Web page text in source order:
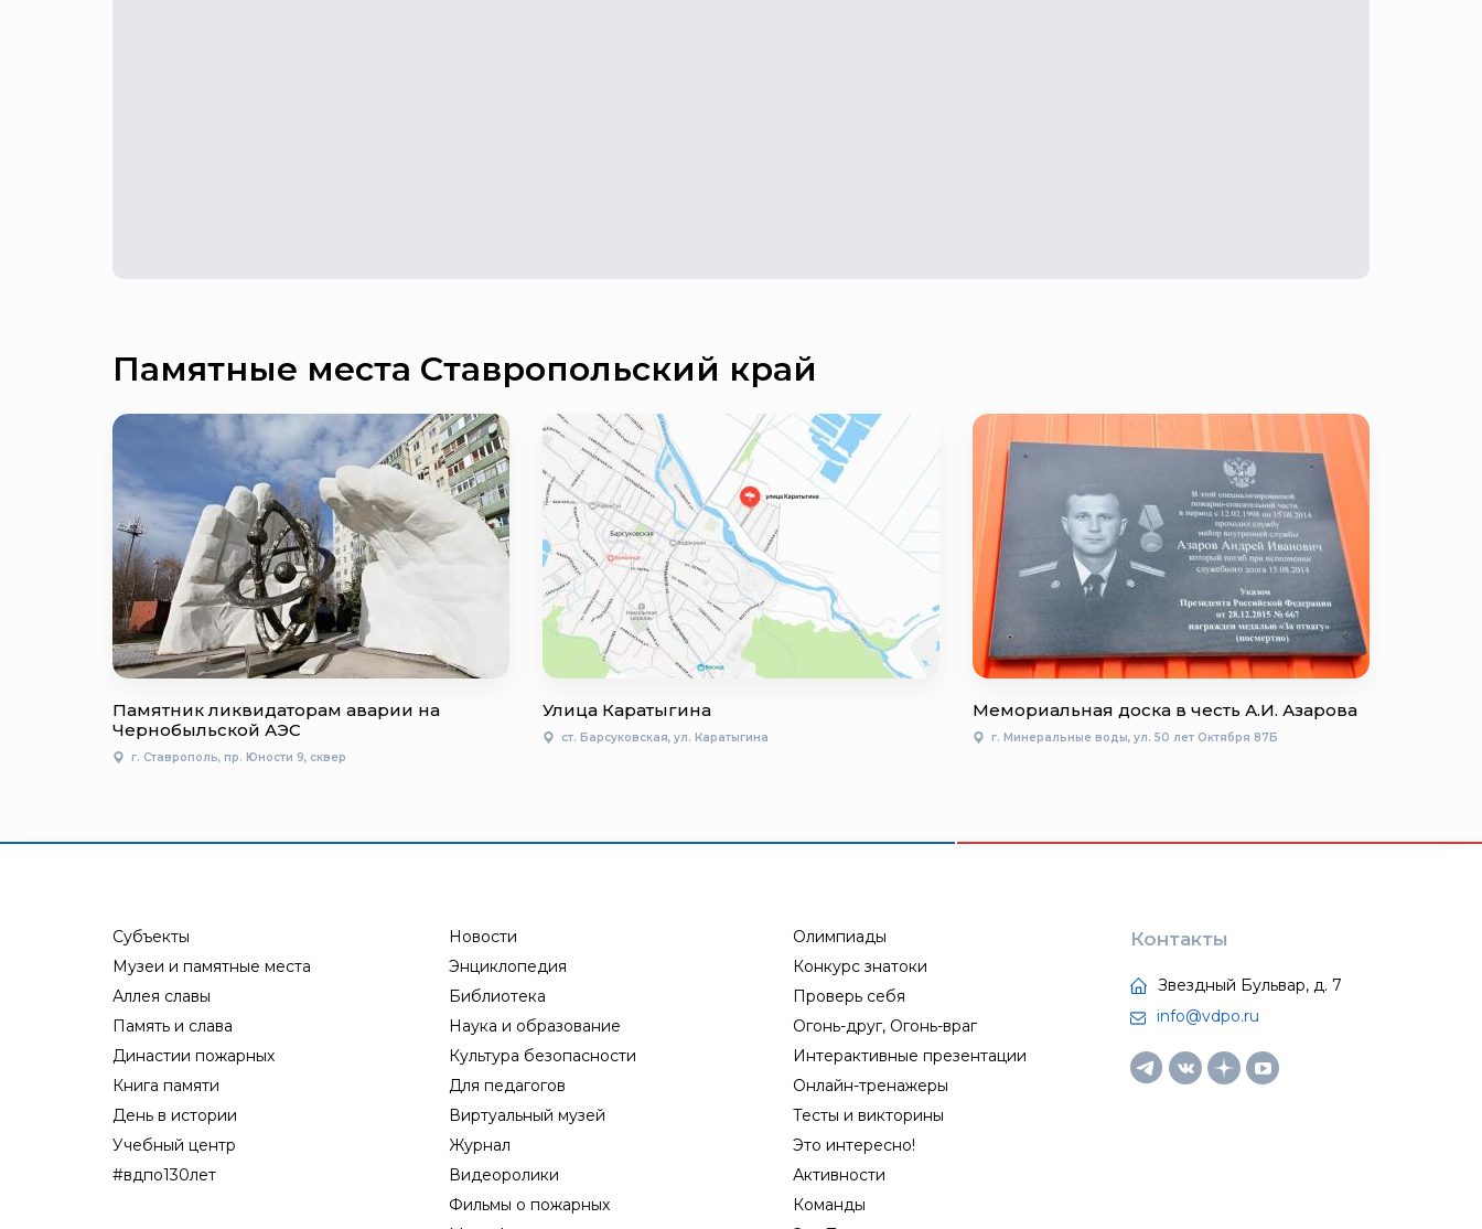
Памятные места Ставропольский край
Памятник ликвидаторам аварии на
Чернобыльской АЭС
г. Ставрополь, пр. Юности 9, сквер
Улица Каратыгина
ст. Барсуковская, ул. Каратыгина
Мемориальная доска в честь А.И. Азарова
г. Минеральные воды, ул. 50 лет Октября 87Б
Субъекты
Музеи и памятные места
Аллея славы
Память и слава
Династии пожарных
Книга памяти
День в истории
Учебный центр
#вдпо130лет
Новости
Энциклопедия
Библиотека
Наука и образование
Культура безопасности
Для педагогов
Виртуальный музей
Журнал
Видеоролики
Фильмы о пожарных
Олимпиады
Конкурс знатоки
Проверь себя
Огонь-друг, Огонь-враг
Интерактивные презентации
Онлайн-тренажеры
Тесты и викторины
Это интересно!
Активности
Команды
Контакты
Звездный Бульвар, д. 7
info@vdpo.ru